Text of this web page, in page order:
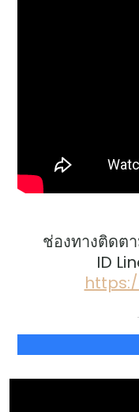
ช่องทางติดต
ID